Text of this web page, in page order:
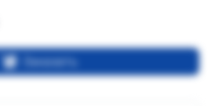
Заказать